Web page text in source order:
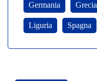
Germania Grecia
Liguria Spagna